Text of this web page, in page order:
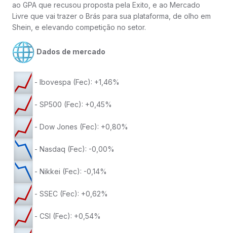
ao GPA que recusou proposta pela Exito, e ao Mercado
Livre que vai trazer o Brás para sua plataforma, de olho em
Shein, e elevando competição no setor.
Dados de mercado
- Ibovespa (Fec): +1,46%
- SP500 (Fec): +0,45%
- Dow Jones (Fec): +0,80%
- Nasdaq (Fec): -0,00%
- Nikkei (Fec): -0,14%
- SSEC (Fec): +0,62%
- CSI (Fec): +0,54%